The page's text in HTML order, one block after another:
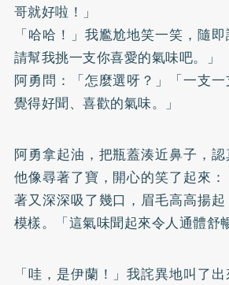
哥就好啦！」
「哈哈！」我尷尬地笑一笑，隨
請幫我挑一支你喜愛的氣味吧。」
阿勇問：「怎麼選呀？」「一支
覺得好聞、喜歡的氣味。」
阿勇拿起油，把瓶蓋湊近鼻子，認
他像尋著了寶，開心的笑了起來
著又深深吸了幾口，眉毛高高揚
模樣。「這氣味聞起來令人通體舒
「哇，是伊蘭！」我詫異地叫了